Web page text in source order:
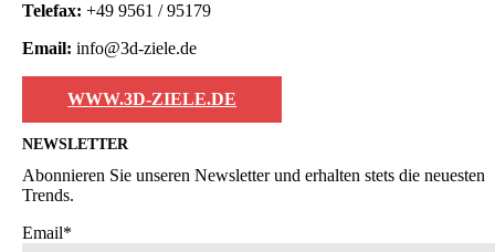
Telefax: +49 9561 / 95179
Email: info@3d-ziele.de
WWW.3D-ZIELE.DE
NEWSLETTER
Abonnieren Sie unseren Newsletter und erhalten stets die neuesten
Trends.
Email*